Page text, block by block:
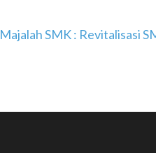
Majalah SMK : Revitalisasi